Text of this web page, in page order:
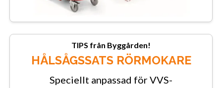
TIPS från Byggården!
HÅLSÅGSSATS RÖRMOKARE
Speciellt anpassad för VVS-